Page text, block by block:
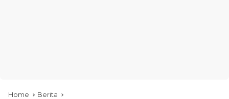
Home Berita